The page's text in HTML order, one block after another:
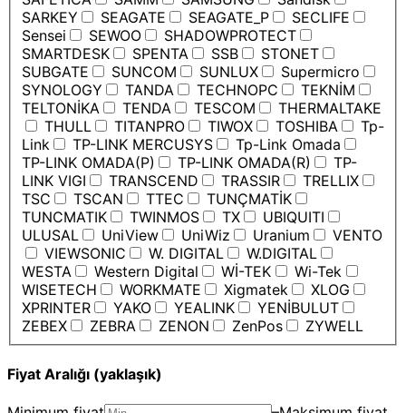
SARKEY
SEAGATE SEAGATE_P
SECLIFE
Sensei
SEWOO
SHADOWPROTECT
SMARTDESK
SPENTA SSB
STONET
SUBGATE
SUNCOM SUNLUX
Supermicro
SYNOLOGY
TANDA TECHNOPC
TEKNİM
TELTONİKA
TENDA TESCOM
THERMALTAKE
THULL
TITANPRO TIWOX TOSHIBA
Tp-
Link
TP-LINK MERCUSYS
Tp-Link Omada
TP-LINK OMADA(P)
TP-LINK OMADA(R)
TP-
LINK VIGI
TRANSCEND TRASSIR
TRELLIX
TSC
TSCAN TTEC
TUNÇMATİK
TUNCMATIK
TWINMOS TX
UBIQUITI
ULUSAL
UniView UniWiz Uranium
VENTO
VIEWSONIC
W. DIGITAL
W.DIGITAL
WESTA
Western Digital Wİ-TEK
Wi-Tek
WISETECH
WORKMATE Xigmatek
XLOG
XPRINTER
YAKO YEALINK
YENİBULUT
ZEBEX
ZEBRA ZENON ZenPos ZYWELL
Fiyat Aralığı (yaklaşık)